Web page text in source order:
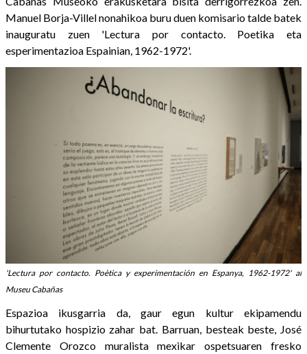
Manuel Borja-Villel nonahikoa buru duen komisario talde batek
inauguratu zuen 'Lectura por contacto. Poetika eta
esperimentazioa Espainian, 1962-1972'.
'Lectura por contacto. Poètica y experimentación en Espanya, 1962-1972' al
Museu Cabañas
Espazioa ikusgarria da, gaur egun kultur ekipamendu
bihurtutako hospizio zahar bat. Barruan, besteak beste, José
Clemente Orozco muralista mexikar ospetsuaren fresko